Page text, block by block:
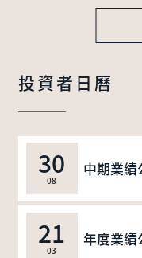
投資者日曆
30
08
中期業績
21
03
年度業績